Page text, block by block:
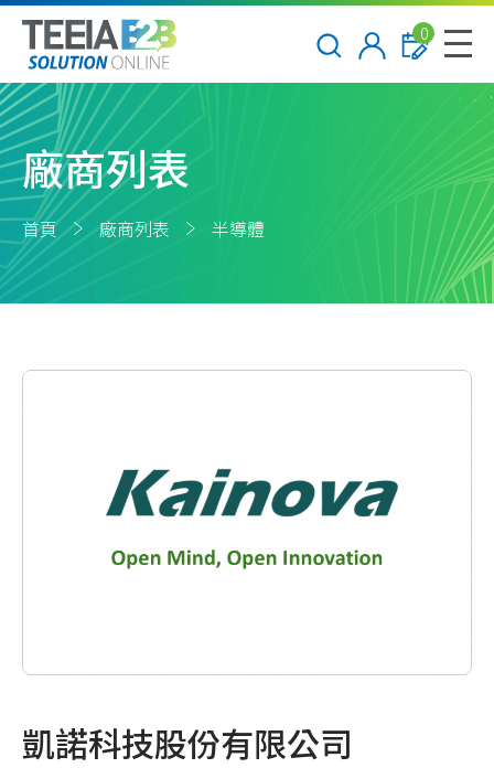
0
廠商列表
首頁 廠商列表 半導體
凱諾科技股份有限公司